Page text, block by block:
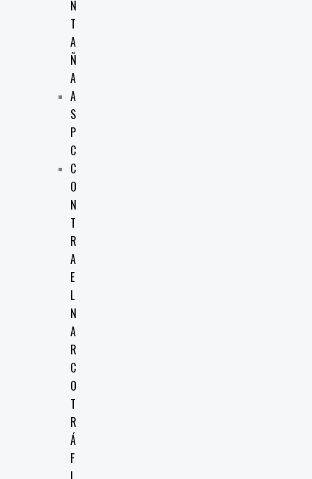
N
T
A
Ñ
A
A
S
P
C
C
O
N
T
R
A
E
L
N
A
R
C
O
T
R
Á
F